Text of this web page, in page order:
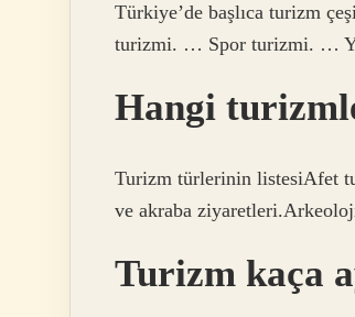
Türkiye’de başlıca turizm
turizmi. … Spor turizmi. …
Hangi
Turizm türlerinin listesiAfet
ve akraba
Turizm kaça